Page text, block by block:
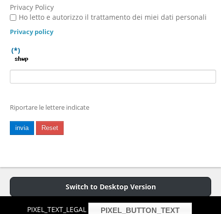
Privacy Policy
Ho letto e autorizzo il trattamento dei miei dati personali
Privacy policy
(*)
Riportare le lettere indicate
invia Reset
Switch to Desktop Version
Copyright © 2013 P.iva 01255740019 - Cookies Policy- Hosted and
PIXEL_TEXT_LEGAL PIXEL_BUTTON_TEXT